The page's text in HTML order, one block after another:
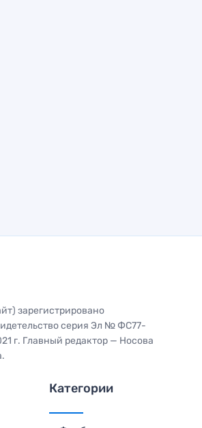
зарегистрировано
серия Эл № ФС77-
г. Главный редактор — Носова
Категории